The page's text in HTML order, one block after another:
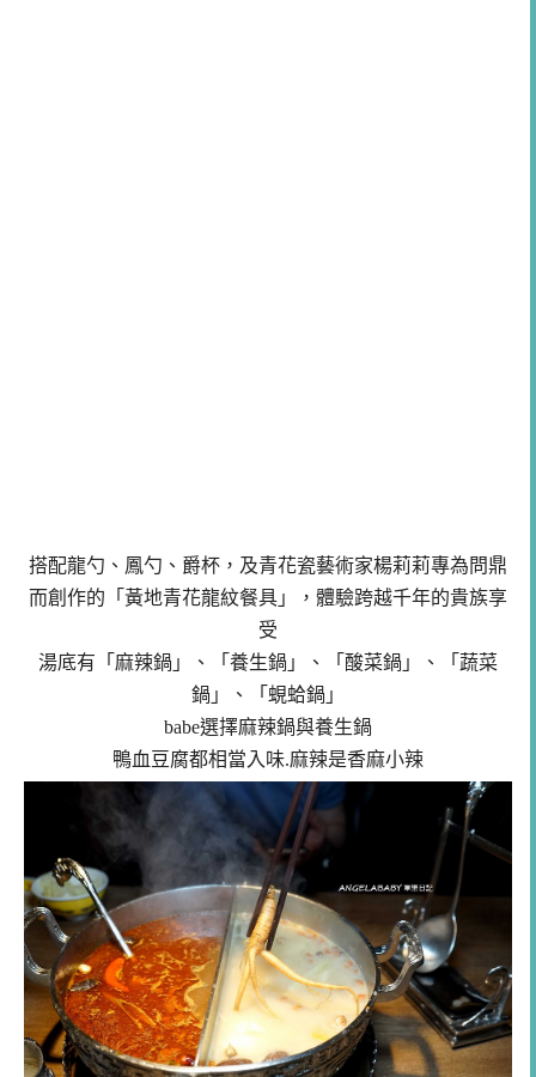
搭配龍勺、鳳勺、爵杯，及青花瓷藝術家楊莉莉專為問鼎
而創作的「黃地青花龍紋餐具」，體驗跨越千年的貴族享
受
湯底有「麻辣鍋」、「養生鍋」、「酸菜鍋」、「蔬菜
鍋」、「蜆蛤鍋」
babe選擇麻辣鍋與養生鍋
鴨血豆腐都相當入味.麻辣是香麻小辣